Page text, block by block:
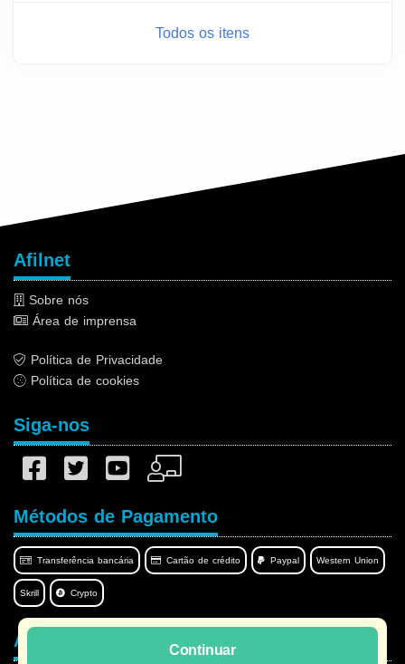
Todos os itens
Continuar
Afilnet
Sobre nós
Área de imprensa
Política de Privacidade
Política de cookies
Siga-nos
Métodos de Pagamento
Transferência bancária Cartão de crédito Paypal Western Union
Skrill Crypto
Afilnet no seu idioma